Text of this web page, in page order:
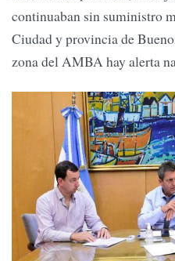
continuaban sin suministro
Ciudad y provincia de
zona del AMBA hay alerta